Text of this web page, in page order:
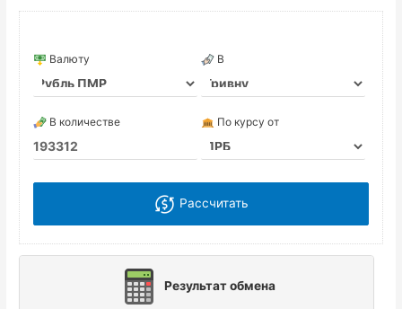
Валюту В
В количестве По курсу от
Рассчитать
Результат обмена